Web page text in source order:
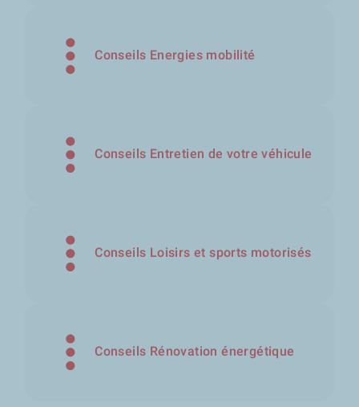
Conseils Energies mobilité
Conseils Entretien de votre véhicule
Conseils Loisirs et sports motorisés
Conseils Rénovation énergétique